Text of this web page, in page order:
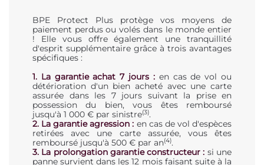
BPE Protect Plus protège vos moyens de
paiement perdus ou volés dans le monde entier
! Elle vous offre également une tranquillité
d'esprit supplémentaire grâce à trois avantages
spécifiques :
1. La garantie achat 7 jours :en cas de vol ou
détérioration d'un bien acheté avec une carte
assurée dans les 7 jours suivant la prise en
possession du bien, vous êtes remboursé
jusqu'à 1 000 € par sinistre(3).
2. La garantie agression : en cas de vol d'espèces
retirées avec une carte assurée, vous êtes
remboursé jusqu'à 500 € par an(4).
3. La prolongation garantie constructeur : si une
panne survient dans les 12 mois faisant suite à la